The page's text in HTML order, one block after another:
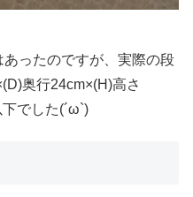
ったのですが、実際の段
奥行24cm×(H)高さ
でした(´ω`)